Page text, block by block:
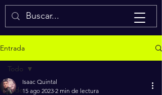
Isaac Quintal
Entrada
Todo
Todo
Isaac Quintal
15 ago 2023 2 min de lectura